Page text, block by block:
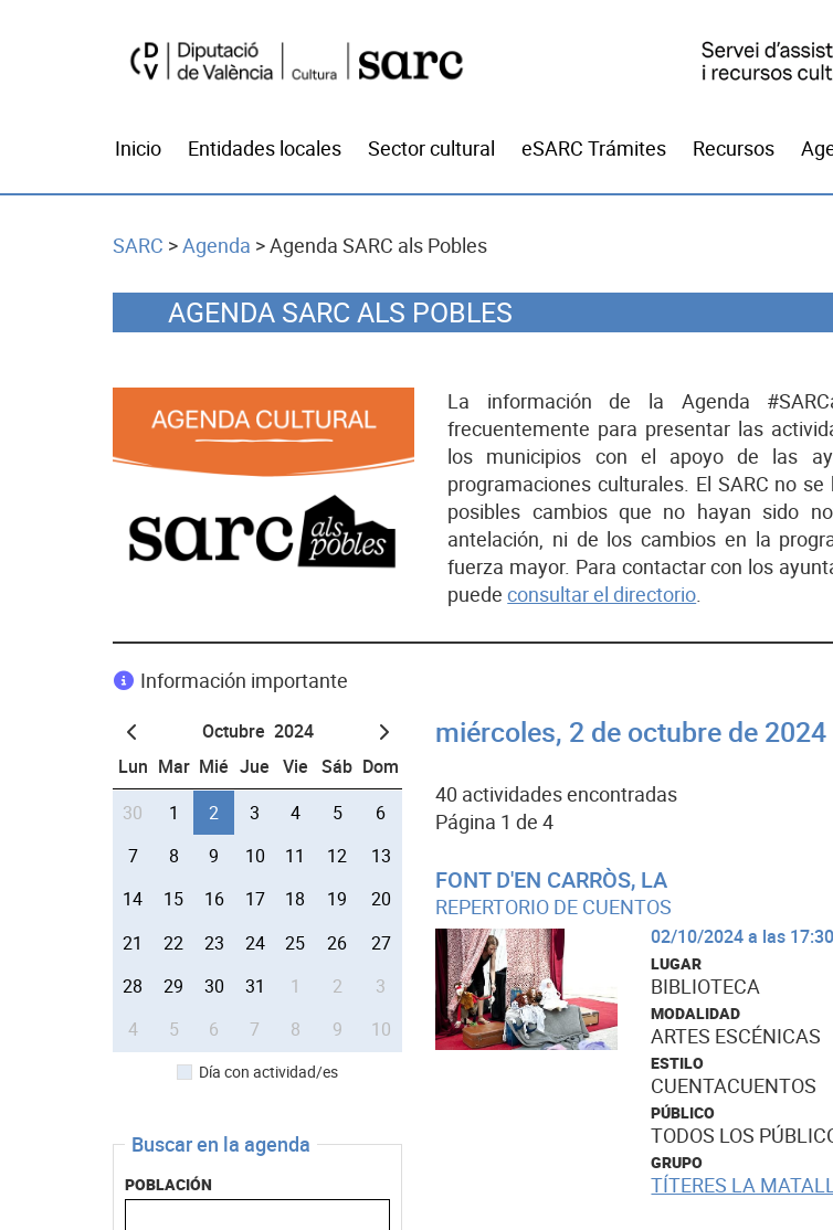
Inicio Entidades locales Sector cultural eSARC Trámites Recursos
SARC >Agenda >Agenda SARC als Pobles
AGENDA SARC ALS POBLES
La información de la Agenda
frecuentemente para presentar las
los municipios con el apoyo de las
programaciones culturales. El SARC no
posibles cambios que no hayan sido
antelación, ni de los cambios en la
fuerza mayor. Para contactar con los
puedeconsultar el directorio
Información importante
Octubre 2024
Lun
Mar Mié Jue Vie Sáb Dom
30 1 2 3 4 5 6
7 8 9 10 11 12 13
14 15 16 17 18 19 20
21 22 23 24 25 26 27
28 29 30 31 1 2 3
4 5 6 7 8 9 10
Día con actividad/es
Buscar en la agenda
POBLACIÓN
miércoles, 2 de octubre de 2024
40 actividades encontradas
Página 1 de 4
FONT D'EN CARRÒS, LA
REPERTORIO DE CUENTOS
02/10/2024 a las
LUGAR
BIBLIOTECA
MODALIDAD
ARTES ESCÉNICAS
ESTILO
CUENTACUENTOS
PÚBLICO
TODOS LOS
GRUPO
TÍTERES LA